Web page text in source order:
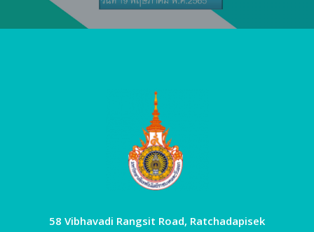
58 Vibhavadi Rangsit Road, Ratchadapisek